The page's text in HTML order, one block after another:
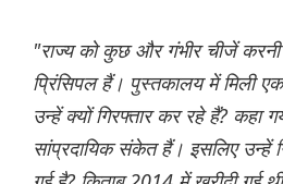
"राज्य को कुछ और गंभीर चीजें
प्रिंसिपल हैं। पुस्तकालय में मिली
उन्हें क्यों गिरफ्तार कर रहे हैं? कहा
सांप्रदायिक संकेत हैं। इसलिए उन्हें